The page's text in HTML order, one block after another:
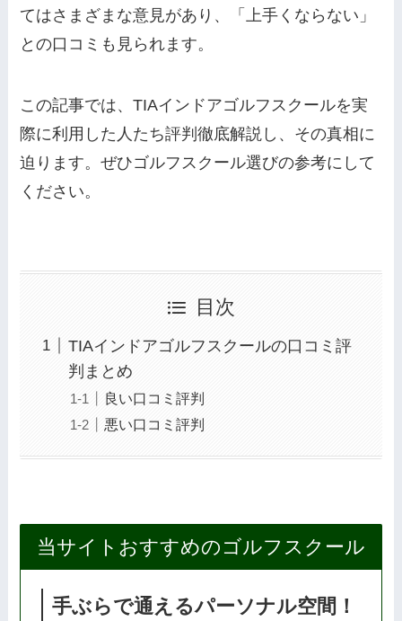
てはさまざまな意見があり、「上手くならない」
との口コミも見られます。
この記事では、TIAインドアゴルフスクールを実
際に利用した人たち評判徹底解説し、その真相に
迫ります。ぜひゴルフスクール選びの参考にして
ください。
目次
TIAインドアゴルフスクールの口コミ評
判まとめ
良い口コミ評判
悪い口コミ評判
当サイトおすすめのゴルフスクール
手ぶらで通えるパーソナル空間！